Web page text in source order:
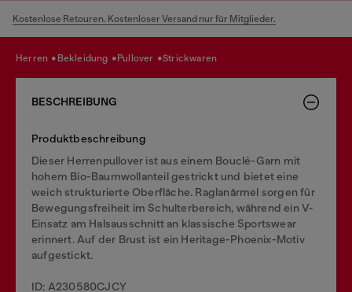
Kostenlose Retouren. Kostenloser Versand nur für Mitglieder.
herren bekleidung pullover strickwaren
BESCHREIBUNG
Produktbeschreibung
Dieser Herrenpullover ist aus einem Bouclé-Garn mit
hohem Bio-Baumwollanteil gestrickt und bietet eine
weich strukturierte Oberfläche. Raglanärmel sorgen für
Bewegungsfreiheit im Schulterbereich, während ein V-
Einsatz am Halsausschnitt an klassische Sportswear
erinnert. Auf der Brust ist ein Heritage-Phoenix-Motiv
aufgestickt.
ID: A230580CJCY